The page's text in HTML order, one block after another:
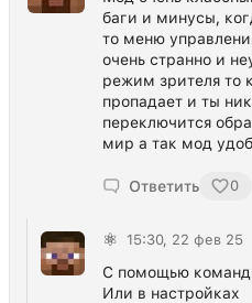
баги и минусы,
то меню
очень странно и
режим зрителя то
пропадает и ты
переключится
мир а так мод
Ответить 0
⚛ 15:30, 22 фев 25
С помощью
Или в настройках